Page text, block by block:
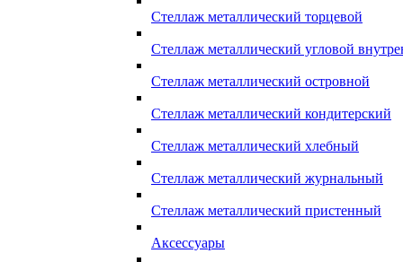
Стеллаж металлический торцевой
Стеллаж металлический угловой
Стеллаж металлический островной
Стеллаж металлический кондитерский
Стеллаж металлический хлебный
Стеллаж металлический журнальный
Стеллаж металлический пристенный
Аксессуары